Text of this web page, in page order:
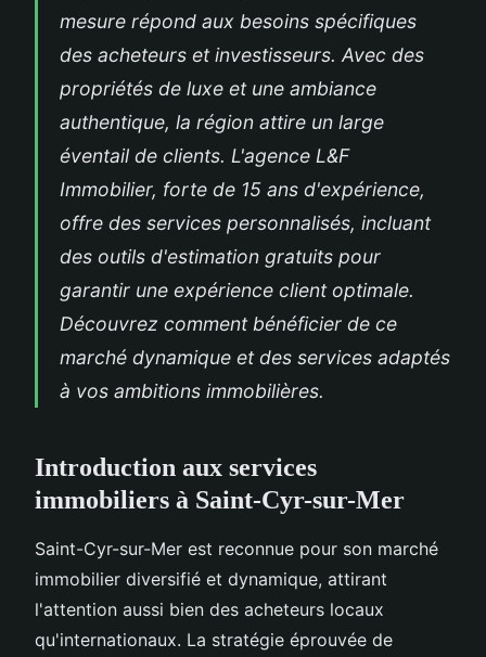
mesure répond aux besoins spécifiques
des acheteurs et investisseurs. Avec des
propriétés de luxe et une ambiance
authentique, la région attire un large
éventail de clients. L'agence L&F
Immobilier, forte de 15 ans d'expérience,
offre des services personnalisés, incluant
des outils d'estimation gratuits pour
garantir une expérience client optimale.
Découvrez comment bénéficier de ce
marché dynamique et des services adaptés
à vos ambitions immobilières.
Introduction aux services
immobiliers à Saint-Cyr-sur-Mer
Saint-Cyr-sur-Mer est reconnue pour son marché
immobilier diversifié et dynamique, attirant
l'attention aussi bien des acheteurs locaux
qu'internationaux. La stratégie éprouvée de